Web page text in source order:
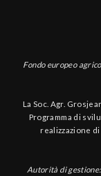
Fondo europeo
La Soc. Agr.
Programma di
realizzazione
Autorità di gestione: